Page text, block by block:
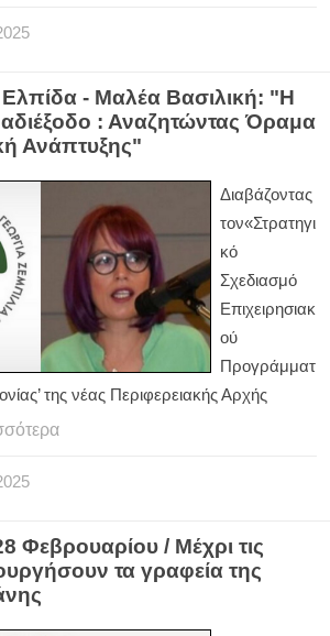
- Μαλέα Βασιλική: "Η
: Αναζητώντας Όραμα
Ανάπτυξης"
Διαβάζοντας
τον«Στρατηγι
κό
Σχεδιασμό
Επιχειρησιακ
ού
Προγράμματ
της νέας Περιφερειακής Αρχής
Φεβρουαρίου / Μέχρι τις
τα γραφεία της